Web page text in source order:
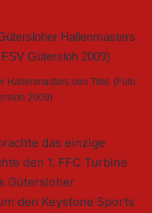
Hallenmasters den Titel. (Foto:
2009)
das einzige
den 1. FFC Turbine
Gütersloher
den Keystone Sports